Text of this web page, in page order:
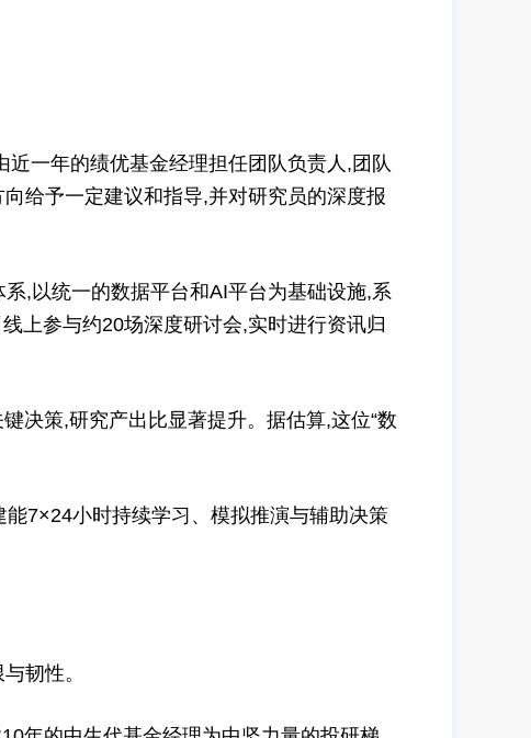
一年的绩优基金经理担任团队负责人,团队
给予一定建议和指导,并对研究员的深度报
,以统一的数据平台和AI平台为基础设施,系
上参与约20场深度研讨会,实时进行资讯归
策,研究产出比显著提升。据估算,这位“数
7×24小时持续学习、模拟推演与辅助决策
韧性。